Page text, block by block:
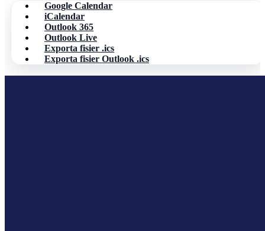
Google Calendar
iCalendar
Outlook 365
Outlook Live
Exporta fisier .ics
Exporta fisier Outlook .ics